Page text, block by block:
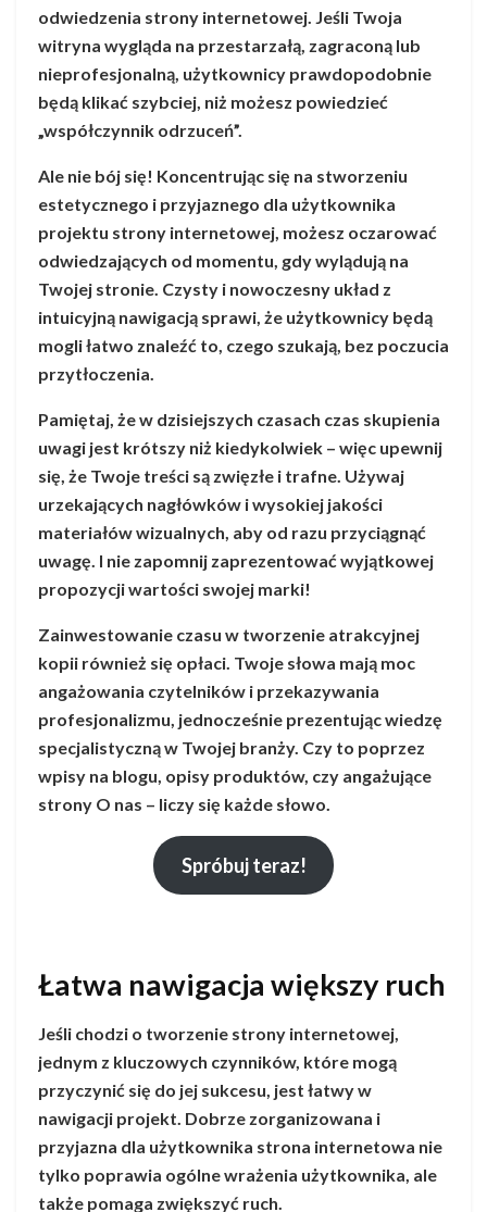
odwiedzenia strony internetowej. Jeśli Twoja
witryna wygląda na przestarzałą, zagraconą lub
nieprofesjonalną, użytkownicy prawdopodobnie
będą klikać szybciej, niż możesz powiedzieć
„współczynnik odrzuceń”.
Ale nie bój się! Koncentrując się na stworzeniu
estetycznego i przyjaznego dla użytkownika
projektu strony internetowej, możesz oczarować
odwiedzających od momentu, gdy wylądują na
Twojej stronie. Czysty i nowoczesny układ z
intuicyjną nawigacją sprawi, że użytkownicy będą
mogli łatwo znaleźć to, czego szukają, bez poczucia
przytłoczenia.
Pamiętaj, że w dzisiejszych czasach czas skupienia
uwagi jest krótszy niż kiedykolwiek – więc upewnij
się, że Twoje treści są zwięzłe i trafne. Używaj
urzekających nagłówków i wysokiej jakości
materiałów wizualnych, aby od razu przyciągnąć
uwagę. I nie zapomnij zaprezentować wyjątkowej
propozycji wartości swojej marki!
Zainwestowanie czasu w tworzenie atrakcyjnej
kopii również się opłaci. Twoje słowa mają moc
angażowania czytelników i przekazywania
profesjonalizmu, jednocześnie prezentując wiedzę
specjalistyczną w Twojej branży. Czy to poprzez
wpisy na blogu, opisy produktów, czy angażujące
strony O nas – liczy się każde słowo.
Spróbuj teraz!
Łatwa nawigacja większy ruch
Jeśli chodzi o tworzenie strony internetowej,
jednym z kluczowych czynników, które mogą
przyczynić się do jej sukcesu, jest łatwy w
nawigacji projekt. Dobrze zorganizowana i
przyjazna dla użytkownika strona internetowa nie
tylko poprawia ogólne wrażenia użytkownika, ale
także pomaga zwiększyć ruch.